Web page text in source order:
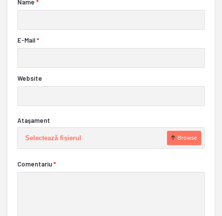
Name *
E-Mail*
Website
Ataşament
Selectează fișierul Browse
Comentariu*